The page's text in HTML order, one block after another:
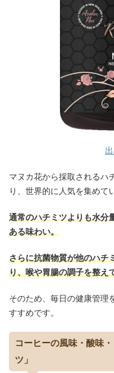
マヌカ花から採取されるハ
り、世界的に人気を集めて
通常のハチミツよりも水分
ある味わい。
さらに抗菌物質が他のハチ
り、喉や胃腸の調子を整え
そのため、毎日の健康管理
すすめです。
コーヒーの風味・酸味
ツ」